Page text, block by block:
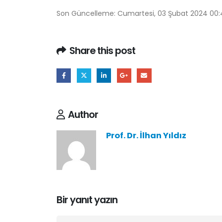
Son Güncelleme: Cumartesi, 03 Şubat 2024
Share this post
Author
Prof. Dr. İlhan Yıldız
Bir yanıt yazın